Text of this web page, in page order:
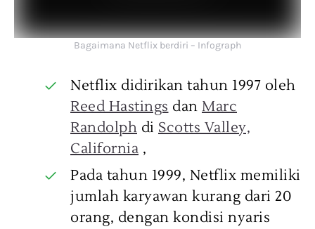
Bagaimana Netflix berdiri – Infograph
Netflix didirikan tahun 1997 oleh
Reed Hastings dan Marc
Randolph di Scotts Valley,
California ,
Pada tahun 1999, Netflix memiliki
jumlah karyawan kurang dari 20
orang, dengan kondisi nyaris